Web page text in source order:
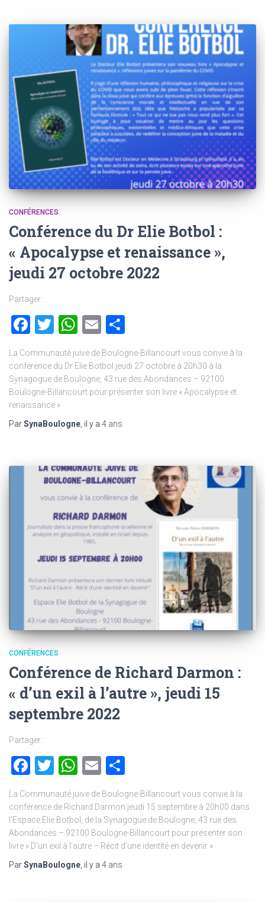
CONFÉRENCES
Conférence du Dr Elie Botbol :
« Apocalypse et renaissance »,
jeudi 27 octobre 2022
Partager :
Facebook
Twitter
WhatsApp
Email
La Communauté juive de Boulogne-Billancourt vous convie à la
conférence du Dr Elie Botbol jeudi 27 octobre à 20h30 à la
Synagogue de Boulogne, 43 rue des Abondances – 92100
Boulogne-Billancourt pour présenter son livre « Apocalypse et
renaissance »
ParSynaBoulogne , il y a 4 ans
CONFÉRENCES
Conférence de Richard Darmon :
« d’un exil à l’autre », jeudi 15
septembre 2022
Partager :
Facebook
Twitter
WhatsApp
Email
La Communauté juive de Boulogne-Billancourt vous convie à la
conférence de Richard Darmon jeudi 15 septembre à 20h00 dans
l’Espace Elie Botbol, de la Synagogue de Boulogne, 43 rue des
Abondances – 92100 Boulogne-Billancourt pour présenter son
livre « D’un exil à l’autre – Récit d’une identité en devenir »
ParSynaBoulogne, il y a 4 ans